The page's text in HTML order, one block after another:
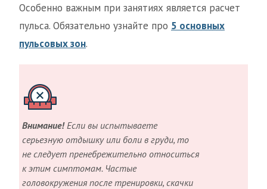
Особенно важным при занятиях является расчет
пульса. Обязательно узнайте про 5 основных
пульсовых зон.
Внимание!Если вы испытываете
серьезную отдышку или боли в груди, то
не следует пренебрежительно относиться
к этим симптомам. Частые
головокружения после тренировки, скачки